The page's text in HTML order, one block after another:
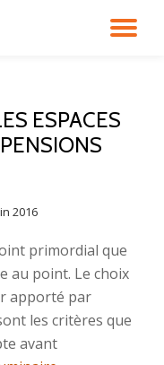
ESPACES
2016
primordial que
au point. Le choix
apporté par
les critères que
avant